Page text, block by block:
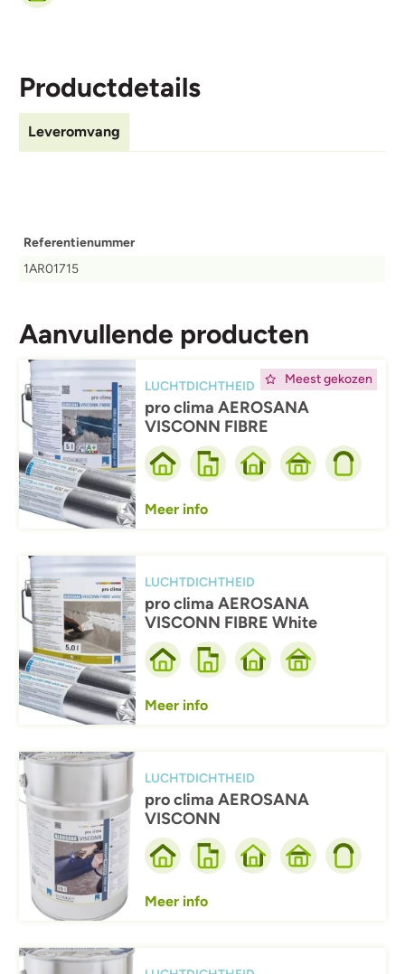
Productdetails
Leveromvang
Referentienummer
1AR01715
Aanvullende producten
Meest gekozen
Afbeelding
LUCHTDICHTHEID
pro clima AEROSANA
VISCONN FIBRE
Meer info
Afbeelding
LUCHTDICHTHEID
pro clima AEROSANA
VISCONN FIBRE White
Meer info
Afbeelding
LUCHTDICHTHEID
pro clima AEROSANA
VISCONN
Meer info
Afbeelding